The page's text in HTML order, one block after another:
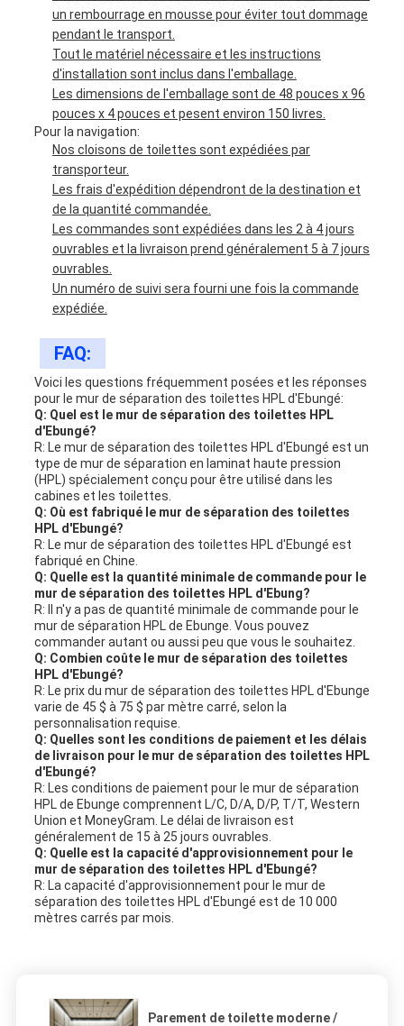
un rembourrage en mousse pour éviter tout dommage
pendant le transport.
Tout le matériel nécessaire et les instructions
d'installation sont inclus dans l'emballage.
Les dimensions de l'emballage sont de 48 pouces x 96
pouces x 4 pouces et pesent environ 150 livres.
Pour la navigation:
Nos cloisons de toilettes sont expédiées par
transporteur.
Les frais d'expédition dépendront de la destination et
de la quantité commandée.
Les commandes sont expédiées dans les 2 à 4 jours
ouvrables et la livraison prend généralement 5 à 7 jours
ouvrables.
Un numéro de suivi sera fourni une fois la commande
expédiée.
FAQ:
Voici les questions fréquemment posées et les réponses
pour le mur de séparation des toilettes HPL d'Ebungé:
Q: Quel est le mur de séparation des toilettes HPL
d'Ebungé?
R: Le mur de séparation des toilettes HPL d'Ebungé est un
type de mur de séparation en laminat haute pression
(HPL) spécialement conçu pour être utilisé dans les
cabines et les toilettes.
Q: Où est fabriqué le mur de séparation des toilettes
HPL d'Ebungé?
R: Le mur de séparation des toilettes HPL d'Ebungé est
fabriqué en Chine.
Q: Quelle est la quantité minimale de commande pour le
mur de séparation des toilettes HPL d'Ebung?
R: Il n'y a pas de quantité minimale de commande pour le
mur de séparation HPL de Ebunge. Vous pouvez
commander autant ou aussi peu que vous le souhaitez.
Q: Combien coûte le mur de séparation des toilettes
HPL d'Ebungé?
R: Le prix du mur de séparation des toilettes HPL d'Ebunge
varie de 45 $ à 75 $ par mètre carré, selon la
personnalisation requise.
Q: Quelles sont les conditions de paiement et les délais
de livraison pour le mur de séparation des toilettes HPL
d'Ebungé?
R: Les conditions de paiement pour le mur de séparation
HPL de Ebunge comprennent L/C, D/A, D/P, T/T, Western
Union et MoneyGram. Le délai de livraison est
généralement de 15 à 25 jours ouvrables.
Q: Quelle est la capacité d'approvisionnement pour le
mur de séparation des toilettes HPL d'Ebungé?
R: La capacité d'approvisionnement pour le mur de
séparation des toilettes HPL d'Ebungé est de 10 000
mètres carrés par mois.
Parement de toilette moderne /